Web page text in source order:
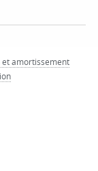
et amortissement